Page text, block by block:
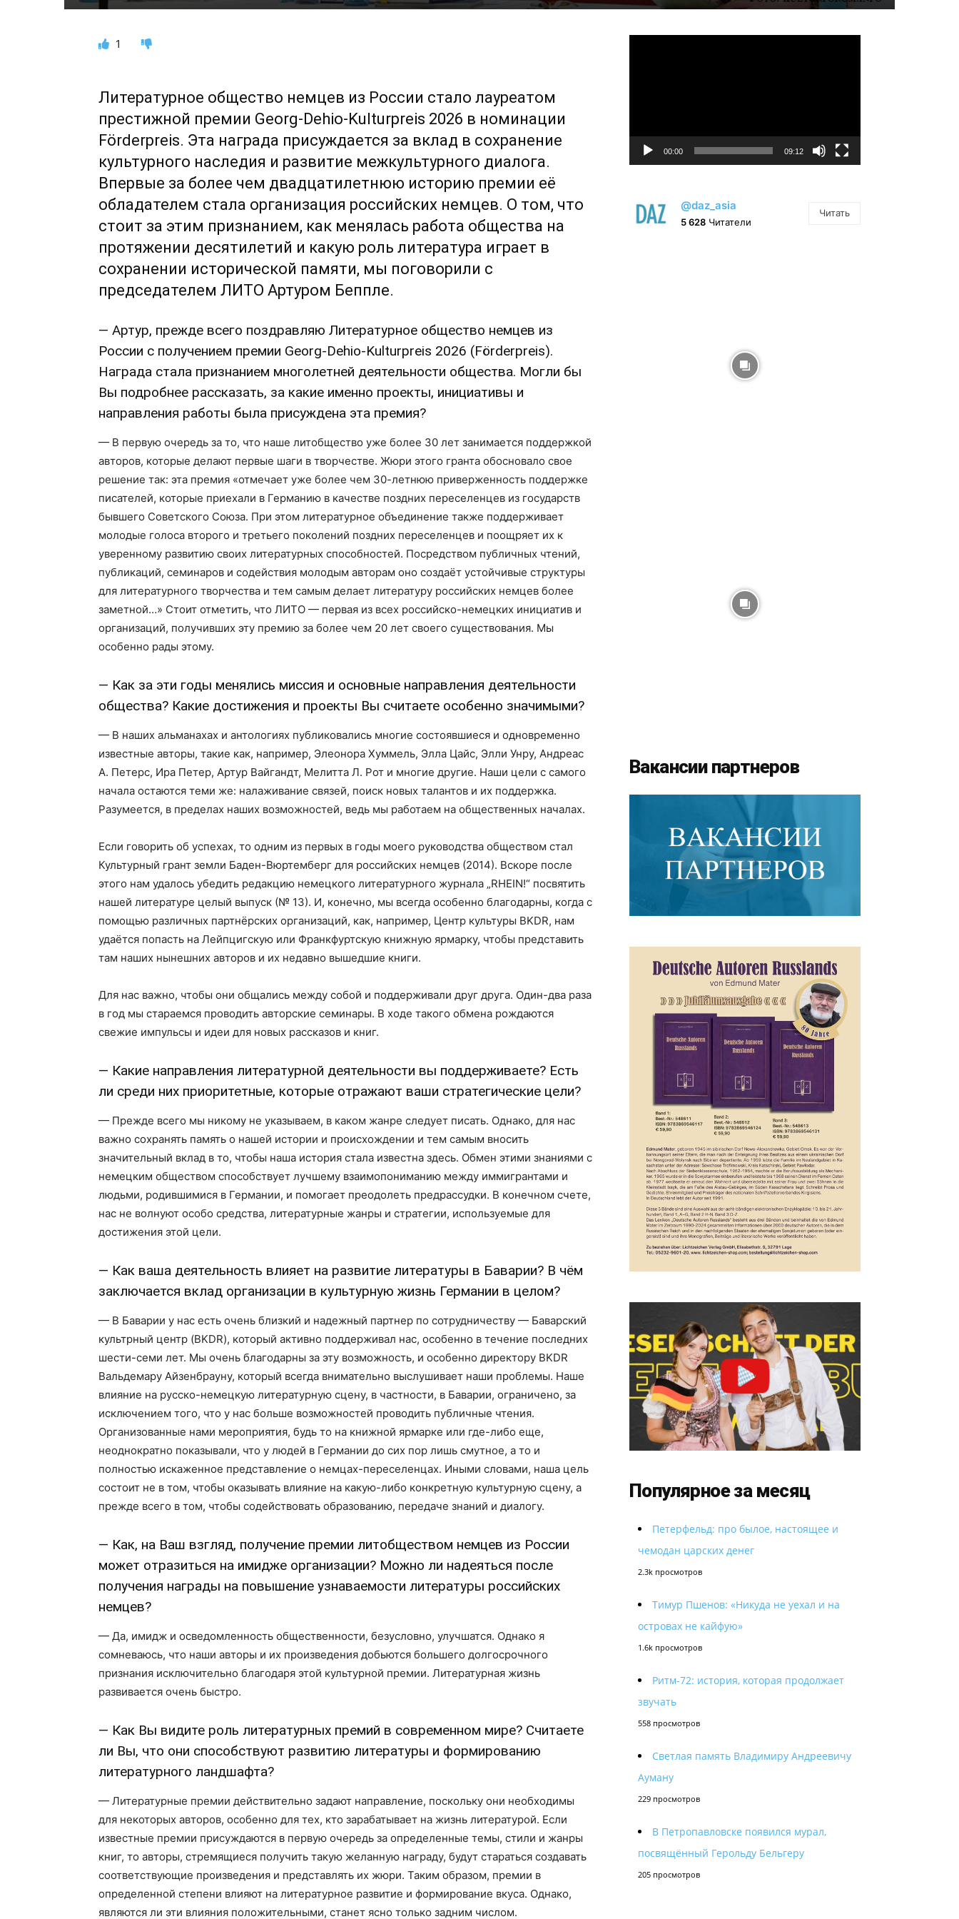
1
Литературное общество немцев из России стало лауреатом
престижной премии Georg-Dehio-Kulturpreis 2026 в номинации
Förderpreis. Эта награда присуждается за вклад в сохранение
культурного наследия и развитие межкультурного диалога.
Впервые за более чем двадцатилетнюю историю премии её
обладателем стала организация российских немцев. О том, что
стоит за этим признанием, как менялась работа общества на
протяжении десятилетий и какую роль литература играет в
сохранении исторической памяти, мы поговорили с
председателем ЛИТО Артуром Беппле.
— Артур, прежде всего поздравляю Литературное общество немцев из
России с получением премии Georg-Dehio-Kulturpreis 2026 (Förderpreis).
Награда стала признанием многолетней деятельности общества. Могли бы
Вы подробнее рассказать, за какие именно проекты, инициативы и
направления работы была присуждена эта премия?
— В первую очередь за то, что наше литобщество уже более 30 лет занимается поддержкой
авторов, которые делают первые шаги в творчестве. Жюри этого гранта обосновало свое
решение так: эта премия «отмечает уже более чем 30-летнюю приверженность поддержке
писателей, которые приехали в Германию в качестве поздних переселенцев из государств
бывшего Советского Союза. При этом литературное объединение также поддерживает
молодые голоса второго и третьего поколений поздних переселенцев и поощряет их к
уверенному развитию своих литературных способностей. Посредством публичных чтений,
публикаций, семинаров и содействия молодым авторам оно создаёт устойчивые структуры
для литературного творчества и тем самым делает литературу российских немцев более
заметной…» Стоит отметить, что ЛИТО — первая из всех российско-немецких инициатив и
организаций, получивших эту премию за более чем 20 лет своего существования. Мы
особенно рады этому.
— Как за эти годы менялись миссия и основные направления деятельности
общества? Какие достижения и проекты Вы считаете особенно значимыми?
— В наших альманахах и антологиях публиковались многие состоявшиеся и одновременно
известные авторы, такие как, например, Элеонора Хуммель, Элла Цайс, Элли Унру, Андреас
А. Петерс, Ира Петер, Артур Вайгандт, Мелитта Л. Рот и многие другие. Наши цели с самого
начала остаются теми же: налаживание связей, поиск новых талантов и их поддержка.
Разумеется, в пределах наших возможностей, ведь мы работаем на общественных началах.
Если говорить об успехах, то одним из первых в годы моего руководства обществом стал
Культурный грант земли Баден-Вюртемберг для российских немцев (2014). Вскоре после
этого нам удалось убедить редакцию немецкого литературного журнала „RHEIN!“ посвятить
нашей литературе целый выпуск (№ 13). И, конечно, мы всегда особенно благодарны, когда с
помощью различных партнёрских организаций, как, например, Центр культуры BKDR, нам
удаётся попасть на Лейпцигскую или Франкфуртскую книжную ярмарку, чтобы представить
там наших нынешних авторов и их недавно вышедшие книги.
Для нас важно, чтобы они общались между собой и поддерживали друг друга. Один-два раза
в год мы стараемся проводить авторские семинары. В ходе такого обмена рождаются
свежие импульсы и идеи для новых рассказов и книг.
— Какие направления литературной деятельности вы поддерживаете? Есть
ли среди них приоритетные, которые отражают ваши стратегические цели?
— Прежде всего мы никому не указываем, в каком жанре следует писать. Однако, для нас
важно сохранять память о нашей истории и происхождении и тем самым вносить
значительный вклад в то, чтобы наша история стала известна здесь. Обмен этими знаниями с
немецким обществом способствует лучшему взаимопониманию между иммигрантами и
людьми, родившимися в Германии, и помогает преодолеть предрассудки. В конечном счете,
нас не волнуют особо средства, литературные жанры и стратегии, используемые для
достижения этой цели.
— Как ваша деятельность влияет на развитие литературы в Баварии? В чём
заключается вклад организации в культурную жизнь Германии в целом?
— В Баварии у нас есть очень близкий и надежный партнер по сотрудничеству — Баварский
культрный центр (BKDR), который активно поддерживал нас, особенно в течение последних
шести-семи лет. Мы очень благодарны за эту возможность, и особенно директору BKDR
Вальдемару Айзенбрауну, который всегда внимательно выслушивает наши проблемы. Наше
влияние на русско-немецкую литературную сцену, в частности, в Баварии, ограничено, за
исключением того, что у нас больше возможностей проводить публичные чтения.
Организованные нами мероприятия, будь то на книжной ярмарке или где-либо еще,
неоднократно показывали, что у людей в Германии до сих пор лишь смутное, а то и
полностью искаженное представление о немцах-переселенцах. Иными словами, наша цель
состоит не в том, чтобы оказывать влияние на какую-либо конкретную культурную сцену, а
прежде всего в том, чтобы содействовать образованию, передаче знаний и диалогу.
— Как, на Ваш взгляд, получение премии литобществом немцев из России
может отразиться на имидже организации? Можно ли надеяться после
получения награды на повышение узнаваемости литературы российских
немцев?
— Да, имидж и осведомленность общественности, безусловно, улучшатся. Однако я
сомневаюсь, что наши авторы и их произведения добьются большего долгосрочного
признания исключительно благодаря этой культурной премии. Литературная жизнь
развивается очень быстро.
— Как Вы видите роль литературных премий в современном мире? Считаете
ли Вы, что они способствуют развитию литературы и формированию
литературного ландшафта?
— Литературные премии действительно задают направление, поскольку они необходимы
для некоторых авторов, особенно для тех, кто зарабатывает на жизнь литературой. Если
известные премии присуждаются в первую очередь за определенные темы, стили и жанры
книг, то авторы, стремящиеся получить такую желанную награду, будут стараться создавать
соответствующие произведения и представлять их жюри. Таким образом, премии в
определенной степени влияют на литературное развитие и формирование вкуса. Однако,
являются ли эти влияния положительными, станет ясно только задним числом.
00:00 09:12
@daz_asia
5 628 Читатели
Читать
Вакансии партнеров
Популярное за месяц
Петерфельд: про былое, настоящее и
чемодан царских денег
2.3k просмотров
Тимур Пшенов: «Никуда не уехал и на
островах не кайфую»
1.6k просмотров
Ритм-72: история, которая продолжает
звучать
558 просмотров
Светлая память Владимиру Андреевичу
Ауману
229 просмотров
В Петропавловске появился мурал,
посвящённый Герольду Бельгеру
205 просмотров